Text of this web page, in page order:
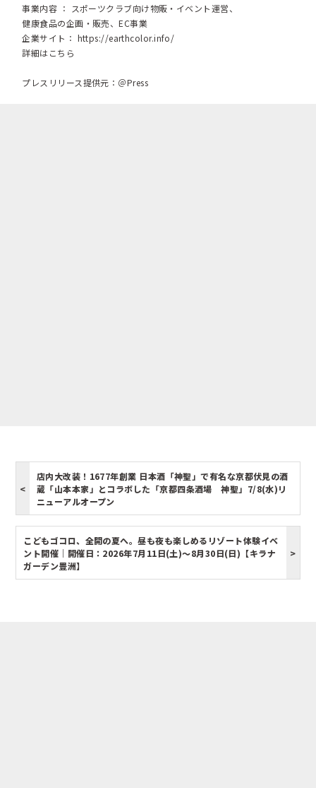
事業内容 ： スポーツクラブ向け物販・イベント運営、
健康食品の企画・販売、EC事業
企業サイト： https://earthcolor.info/
詳細はこちら
プレスリリース提供元：＠Press
店内大改装！1677年創業 日本酒「神聖」で有名な京都伏見の酒
蔵「山本本家」とコラボした「京都四条酒場 神聖」7/8(水)リ
ニューアルオープン
こどもゴコロ、全開の夏へ。昼も夜も楽しめるリゾート体験イベ
ント開催｜開催日：2026年7月11日(土)～8月30日(日)【キラナ
ガーデン豊洲】